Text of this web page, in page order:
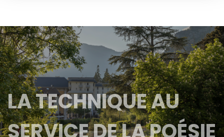
LA TECHNIQUE AU
SERVICE DE LA POÉSIE